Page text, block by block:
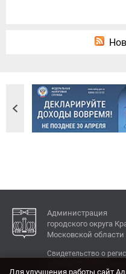
Администрация
городского округа
Московской области
Свидетельство о
Для улучшения работы сайт